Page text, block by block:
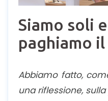
Siamo soli
paghiamo
Abbiamo fatto,
una riflessione,